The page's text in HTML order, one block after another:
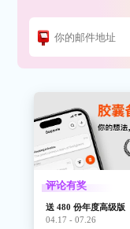
评论有奖
送 480 份年度高级版
04.17 - 07.26